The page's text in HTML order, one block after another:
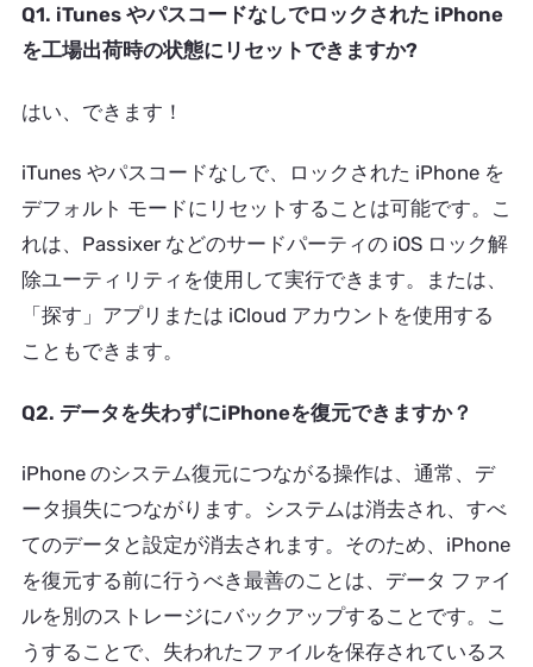
Q1. iTunes やパスコードなしでロックされた iPhone
を工場出荷時の状態にリセットできますか?
はい、できます！
iTunes やパスコードなしで、ロックされた iPhone を
デフォルト モードにリセットすることは可能です。こ
れは、Passixer などのサードパーティの iOS ロック解
除ユーティリティを使用して実行できます。または、
「探す」アプリまたは iCloud アカウントを使用する
こともできます。
Q2. データを失わずにiPhoneを復元できますか？
iPhone のシステム復元につながる操作は、通常、デ
ータ損失につながります。システムは消去され、すべ
てのデータと設定が消去されます。そのため、iPhone
を復元する前に行うべき最善のことは、データ ファイ
ルを別のストレージにバックアップすることです。こ
うすることで、失われたファイルを保存されているス